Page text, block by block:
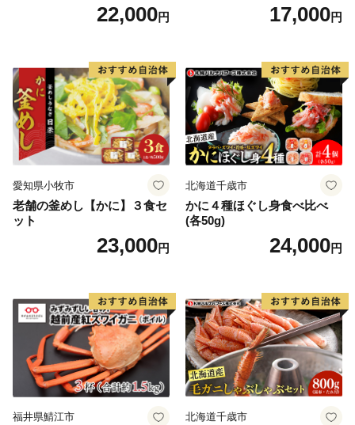
海のめぐみ 老舗 急速冷凍 レ
ンチン 時短 簡単調理 食品 加
せグルメ 愛知県 小牧市 送料
無料
22,000円 17,000円
愛知県小牧市
老舗の釜めし【かに】３食セ
ット
23,000円
北海道千歳市
かに４種ほぐし身食べ比べ
(各50g)
24,000円
福井県鯖江市 北海道千歳市